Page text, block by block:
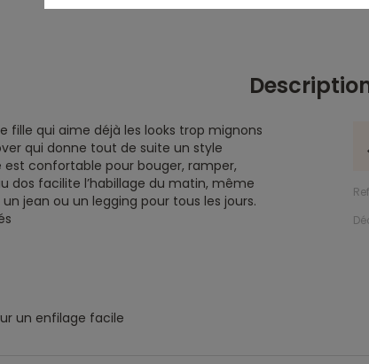
fille qui aime déjà les looks trop mignons
qui donne tout de suite un style
confortable pour bouger, ramper,
dos facilite l’habillage du matin, même
jean ou un legging pour tous les jours.
un enfilage facile